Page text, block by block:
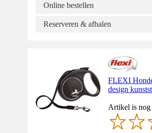
Online bestellen
Reserveren & afhalen
FLEXI
design
Artikel is nog